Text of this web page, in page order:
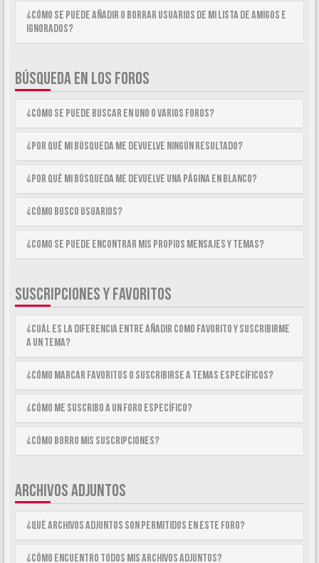
¿Cómo se puede añadir o borrar usuarios de mi lista de Amigos e
Ignorados?
BÚSQUEDA EN LOS FOROS
¿Cómo se puede buscar en uno o varios foros?
¿Por qué mi búsqueda me devuelve ningún resultado?
¿Por qué mi búsqueda me devuelve una página en blanco?
¿Cómo busco usuarios?
¿Como se puede encontrar mis propios mensajes y temas?
SUSCRIPCIONES Y FAVORITOS
¿Cuál es la diferencia entre añadir como Favorito y suscribirme
a un tema?
¿Cómo marcar Favoritos o suscribirse a temas específicos?
¿Cómo me suscribo a un foro específico?
¿Cómo borro mis suscripciones?
ARCHIVOS ADJUNTOS
¿Qué archivos adjuntos son permitidos en este foro?
¿Cómo encuentro todos mis archivos adjuntos?